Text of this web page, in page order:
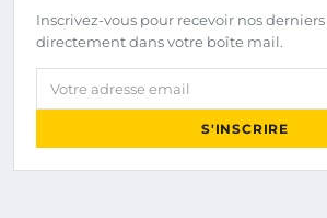
Inscrivez-vous pour recevoir nos
directement dans votre boîte mail.
Votre adresse email
S'INSCRIRE